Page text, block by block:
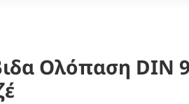
Ολόπαση DIN